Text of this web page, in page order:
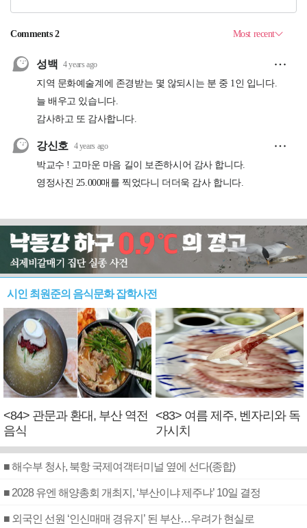
시인 최원준의 음식문화 잡학사전
<84> 관문과 환대, 부산 역전
음식
<83> 여름 제주, 벤자리와 독
가시치
■ 해수부 청사, 북항 국제여객터미널 옆에 선다(종합)
■ 2028 유엔 해양총회 개최지, ‘부산이냐 제주냐’ 10일 결정
■ 외국인 선원 ‘인신매매 경유지’ 된 부산…우려가 현실로